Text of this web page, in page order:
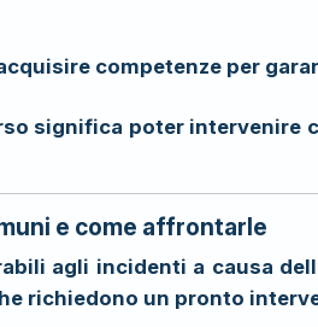
competenze per
significa poter intervenire
e come affrontarle
agli incidenti a causa
richiedono un pronto